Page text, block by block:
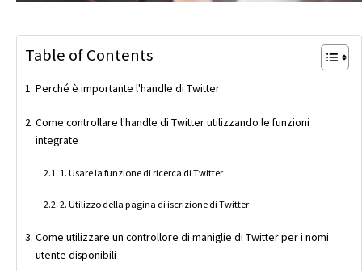
Table of Contents
Perché è importante l'handle di Twitter
Come controllare l'handle di Twitter utilizzando le funzioni
integrate
1. Usare la funzione di ricerca di Twitter
2. Utilizzo della pagina di iscrizione di Twitter
Come utilizzare un controllore di maniglie di Twitter per i nomi
utente disponibili